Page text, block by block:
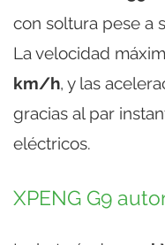
con soltura pese a
La velocidad
km/h, y las
gracias al par
eléctricos.
XPENG G9